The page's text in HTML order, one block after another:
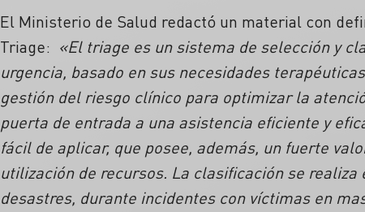
El Ministerio de Salud redactó un material con
Triage: «El triage es un sistema de selección y
urgencia, basado en sus necesidades
gestión del riesgo clínico para optimizar la
puerta de entrada a una asistencia eficiente y
fácil de aplicar, que posee, además, un fuerte
utilización de recursos. La clasificación se
desastres, durante incidentes con víctimas en